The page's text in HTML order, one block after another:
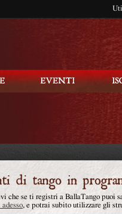
che se ti registri a BallaTango puoi
, e potrai subito utilizzare gli